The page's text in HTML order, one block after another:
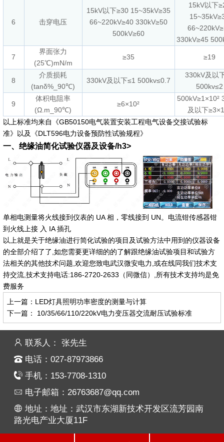
6 击穿电压
15kV以下≥30 15~35kV≥35
66~220kV≥40 330kV≥50
500kV≥60
15kV以下
330kV≥45
7
界面张力
(25℃)mN/m
≥35 ≥19
8
介质损耗
(tanδ%_90℃)
330kV及以下≤1 500kv≤0.7
330kV及以
500kv≤2
9
体积电阻率
(Ω.m_90℃)
≥6×10²
500kV≥1×10²
及以下
以上标准均来自《GB50150电气装置安装工程电气设备交接试验标
准》以及《DLT596电力设备预防性试验规程》
一、绝缘油简化试验仪器及设备/h3>
单相电测量将火线接到仪表的 UA 相，零线接到 UN。电流钳传感器钳
到火线上接 入 IA 插孔
以上就是关于绝缘油进行简化试验的项目及试验方法中用到的仪器设备
的全部介绍了了,如您需要更详细的的了解跟绝缘油试验项目和试验方
法相关的其他技术问题,欢迎您致电武汉微安电力,或在线同我们技术支
持交流,技术支持电话:186-2720-2633（同微信）,所有技术支持均是免
费服务
上一篇： LED灯具照明功率密度的测量与计算
下一篇：
10/35/66/110/220kV电力变压器交流耐压试验标准
联系人： 张先生
电话：027-87973866
手机：153-7708-1310
电子邮箱：26763687@qq.com
地址：地址：武汉市东湖新技术开发区流芳园南
路光电产业大厦11F